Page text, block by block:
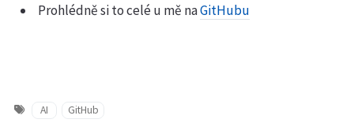
Prohlédně si to celé u mě naGitHubu
AI GitHub